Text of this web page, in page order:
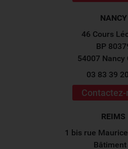
NANCY
46 Cours
BP
54007 Nancy
03 83 39
Contactez-
REIMS
1 bis rue
Bâtiment